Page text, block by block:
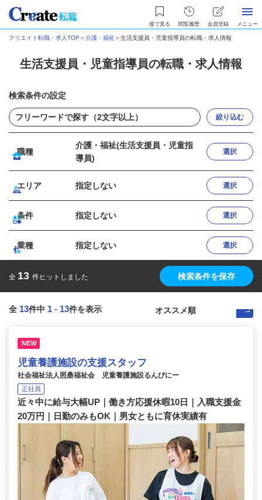
後で見る 閲覧履歴 会員登録 メニュー
クリエイト転職・求人TOP ＞介護・福祉＞生活支援員・児童指導員の転職・求人情報
生活支援員・児童指導員の転職・求人情報
検索条件の設定
絞り込む
職種
介護・福祉(生活支援員・児童指
導員)
選択
エリア 指定しない 選択
条件 指定しない 選択
業種 指定しない 選択
全 13 件ヒットしました 検索条件を保存
全 13件中 1 - 13件を表示
NEW
児童養護施設の支援スタッフ
社会福祉法人照桑福祉会 児童養護施設るんびにー
正社員
近々中に給与大幅UP｜働き方応援休暇10日｜入職支援金
20万円｜日勤のみもOK｜男女ともに育休実績有